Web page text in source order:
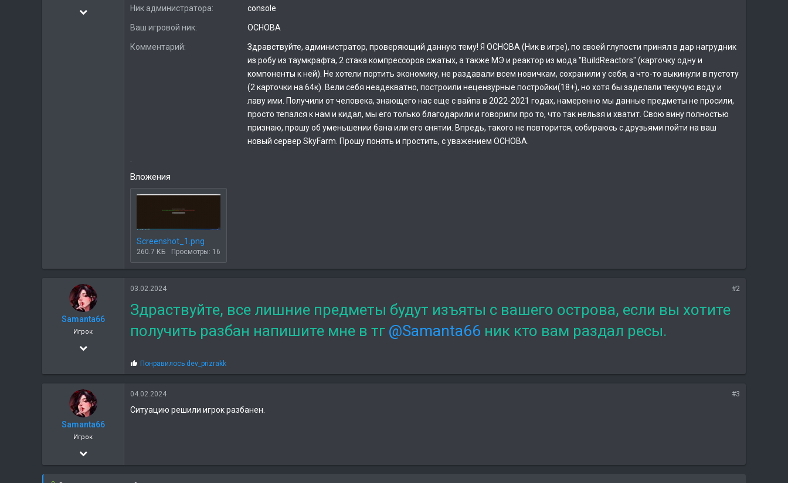
04.05.2020 Ник администратора console
Ваш игровой ник OCHOBA
Комментарий
Здравствуйте, администратор, проверяющий данную тему! Я OCHOBA (Ник в игре), по своей глупости принял в дар нагрудник
из робу из таумкрафта, 2 стака компрессоров сжатых, а также МЭ и реактор из мода "BuildReactors" (карточку одну и
компоненты к ней). Не хотели портить экономику, не раздавали всем новичкам, сохранили у себя, а что-то выкинули в пустоту
(2 карточки на 64к). Вели себя неадекватно, построили нецензурные постройки(18+), но хотя бы заделали текучую воду и
лаву ими. Получили от человека, знающего нас еще с вайпа в 2022-2021 годах, намеренно мы данные предметы не просили,
просто тепался к нам и кидал, мы его только благодарили и говорили про то, что так нельзя и хватит. Свою вину полностью
признаю, прошу об уменьшении бана или его снятии. Впредь, такого не повторится, собираюсь с друзьями пойти на ваш
новый сервер SkyFarm. Прошу понять и простить, с уважением OCHOBA.
Вложения
Screenshot_1.png
260.7 КБ Просмотры: 16
Samanta66
Игрок
08.06.2022
03.02.2024 #2
Здраствуйте, все лишние предметы будут изъяты с вашего острова, если вы хотите
получить разбан напишите мне в тг @Samanta66 ник кто вам раздал ресы.
С
п
т
Понравилось dev_prizrakk
Samanta66
Игрок
08.06.2022
04.02.2024 #3
Ситуацию решили игрок разбанен.